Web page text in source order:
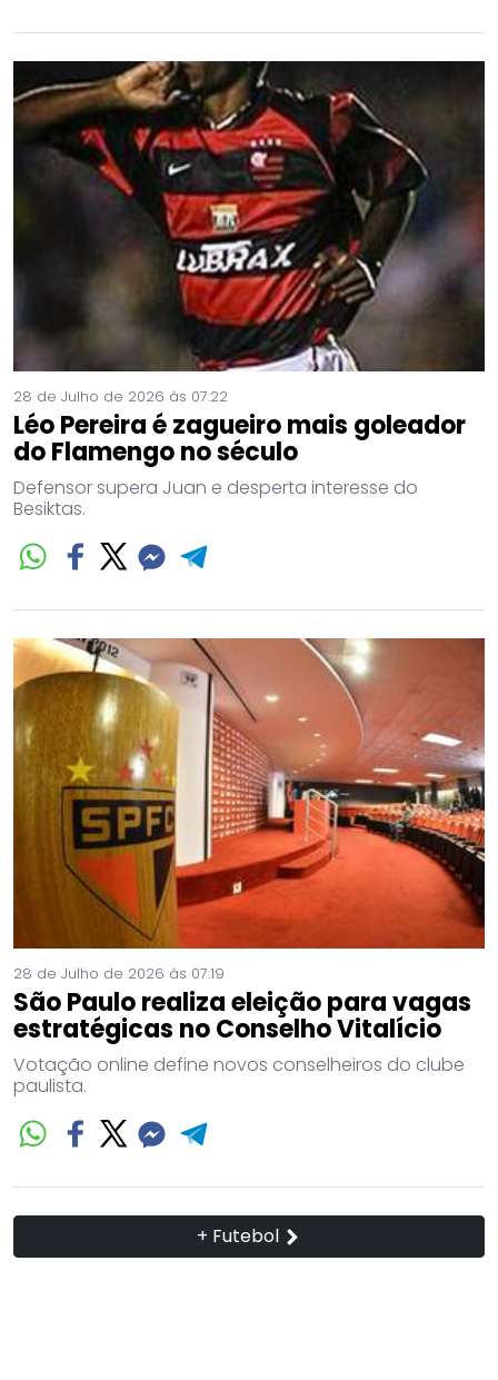
28 de Julho de 2026 às 07:22
Léo Pereira é zagueiro mais goleador
do Flamengo no século
Defensor supera Juan e desperta interesse do
Besiktas.
28 de Julho de 2026 às 07:19
São Paulo realiza eleição para vagas
estratégicas no Conselho Vitalício
Votação online define novos conselheiros do clube
paulista.
+ Futebol